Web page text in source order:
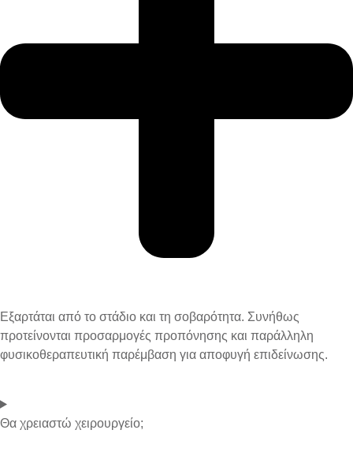
Εξαρτάται από το στάδιο και τη σοβαρότητα. Συνήθως
προτείνονται προσαρμογές προπόνησης και παράλληλη
φυσικοθεραπευτική παρέμβαση για αποφυγή επιδείνωσης.
Θα χρειαστώ χειρουργείο;